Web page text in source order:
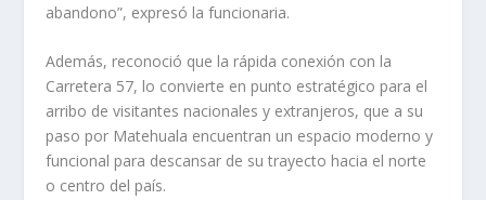
abandono”, expresó la funcionaria.
Además, reconoció que la rápida conexión con la
Carretera 57, lo convierte en punto estratégico para el
arribo de visitantes nacionales y extranjeros, que a su
paso por Matehuala encuentran un espacio moderno y
funcional para descansar de su trayecto hacia el norte
o centro del país.